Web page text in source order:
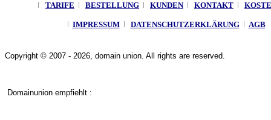
TARIFE BESTELLUNG KUNDEN KONTAKT
IMPRESSUM DATENSCHUTZERKLÄRUNG AGB
Copyright © 2007 - 2026, domain union. All rights are reserved.
Domainunion empfiehlt :